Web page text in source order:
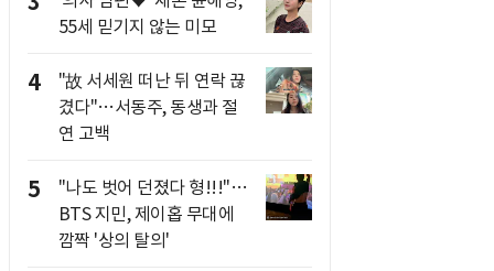
55세 믿기지 않는 미모
4
"故 서세원 떠난 뒤 연락 끊
겼다"…서동주, 동생과 절
연 고백
5
"나도 벗어 던졌다 형!!!"…
BTS 지민, 제이홉 무대에
깜짝 '상의 탈의'